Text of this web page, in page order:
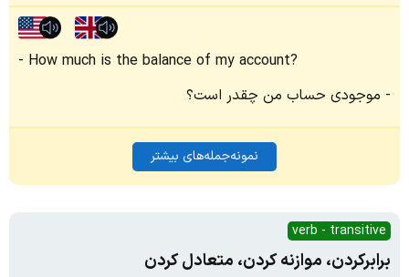
How much is the balance of my account?
موجودی حساب من چقدر است؟
نمونه‌جمله‌های بیشتر
verb - transitive
برابرکردن، موازنه کردن، متعادل کردن